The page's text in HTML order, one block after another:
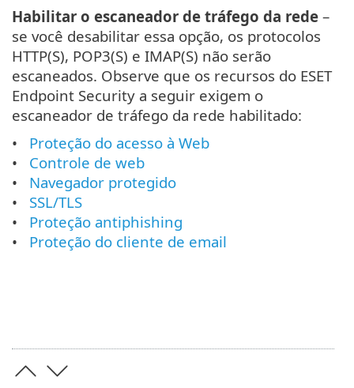
Habilitar o escaneador de tráfego da rede –
se você desabilitar essa opção, os protocolos
HTTP(S), POP3(S) e IMAP(S) não serão
escaneados. Observe que os recursos do ESET
Endpoint Security a seguir exigem o
escaneador de tráfego da rede habilitado:
Proteção do acesso à Web
Controle de web
Navegador protegido
SSL/TLS
Proteção antiphishing
Proteção do cliente de email